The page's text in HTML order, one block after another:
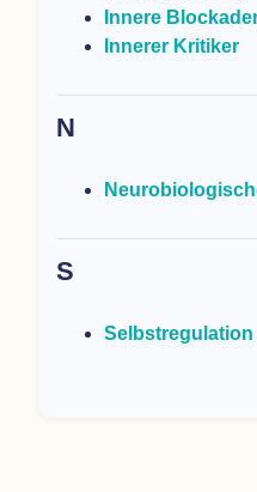
Innere
Inne­rer Kritiker
N
S
Selbst­re­gu­la­tion